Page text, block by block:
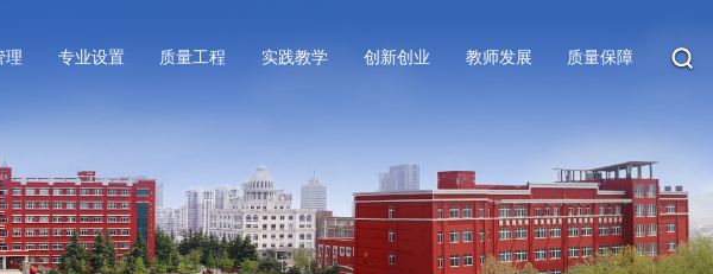
理 专业设置 质量工程 实践教学 创新创业 教师发展 质量保障